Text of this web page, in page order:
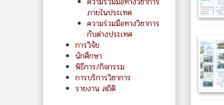
ภายในประเทศ
ความร่วมมือทางวิชาการ
กับต่างประเทศ
การวิจัย
นักศึกษา
พิธีการ/กิจกรรม
การบริการวิชาการ
รายงาน สถิติ